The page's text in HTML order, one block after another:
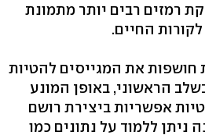
רמזים רבים יותר מתמונת
החיים.
את המגייסים להטיות
הראשוני, באופן המונע
אפשריות ביצירת רושם
ניתן ללמוד על נתונים כמו